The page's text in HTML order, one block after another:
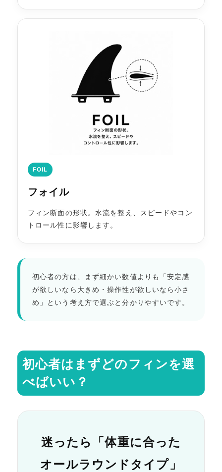
FOIL
フォイル
フィン断面の形状。水流を整え、スピードやコン
トロール性に影響します。
初心者の方は、まず細かい数値よりも「安定感
が欲しいなら大きめ・操作性が欲しいなら小さ
め」という考え方で選ぶと分かりやすいです。
初心者はまずどのフィンを選
べばいい？
迷ったら「体重に合った
オールラウンドタイプ」